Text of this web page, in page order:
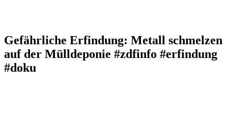
Gefährliche Erfindung: Metall schmelzen
auf der Mülldeponie #zdfinfo #erfindung
#doku